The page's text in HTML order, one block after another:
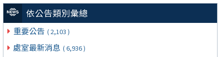
依公告類別彙總
重要公告 ( 2,103 )
處室最新消息 ( 6,936 )